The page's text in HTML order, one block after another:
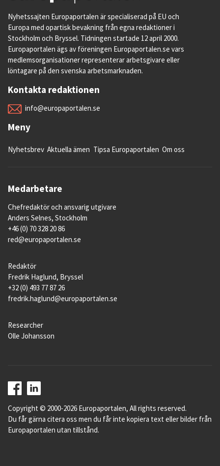
Nyhetssajten Europaportalen är specialiserad på EU och
Europa med opartisk bevakning från egna redaktioner i
Stockholm och Bryssel. Tidningen startade 12 april 2000.
Europaportalen ägs av föreningen Europaportalen.se vars
medlemsorganisationer representerar arbetsgivare eller
löntagare på den svenska arbetsmarknaden.
Kontakta redaktionen
info@europaportalen.se
Meny
Nyhetsbrev Aktuella ämen Tipsa Europaportalen Om oss
Medarbetare
Chefredaktör och ansvarig utgivare
Anders Selnes, Stockholm
+46 (0) 70 328 20 86
red@europaportalen.se
Redaktör
Fredrik Haglund, Bryssel
+32 (0) 493 77 87 26
fredrik.haglund@europaportalen.se
Researcher
Olle Johansson
Copyright © 2000-2026 Europaportalen, All rights reserved.
Du får gärna citera oss men du får inte kopiera text eller bilder från
Europaportalen utan tillstånd.